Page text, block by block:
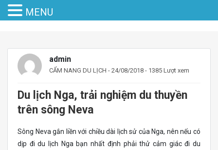
admin
CẨM NANG DU LỊCH - 24/08/2018 - 1385 Lượt xem
Du lịch Nga, trải nghiệm du thuyền
trên sông Neva
Sông Neva gắn liền với chiều dài lịch sử của Nga, nên nếu có
dịp đi du lịch Nga bạn nhất định phải thử cảm giác đi du
MENU